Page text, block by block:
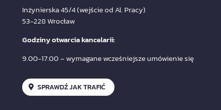
Inżynierska 45/4 (wejście od Al. Pracy)
53-228 Wrocław
Godziny otwarcia kancelarii:
9.00-17.00 – wymagane wcześniejsze umówienie się
SPRAWDŹ JAK TRAFIĆ